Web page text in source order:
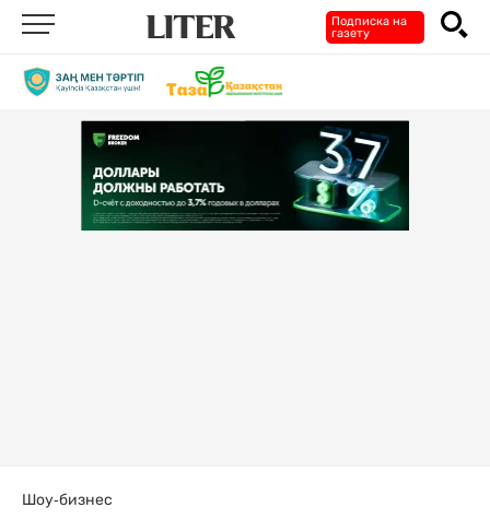
Подписка на
газету
Шоу-бизнес